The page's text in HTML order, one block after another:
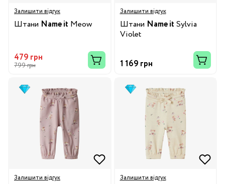
Залишити відгук
Штани Name it Meow
479 грн
799 грн
Залишити відгук
Штани Name it Sylvia
Violet
1 169 грн
Залишити відгук Залишити відгук